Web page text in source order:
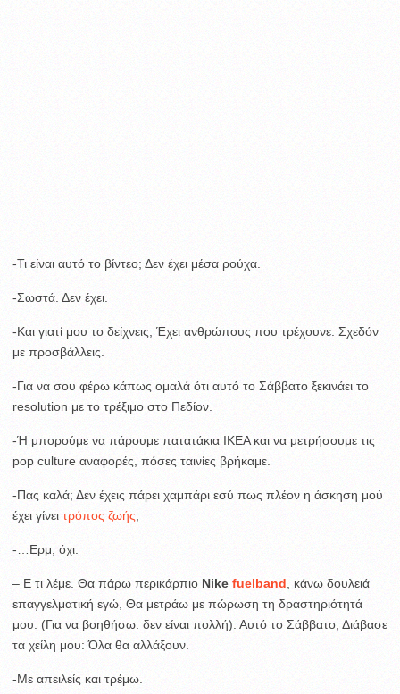
-Τι είναι αυτό το βίντεο; Δεν έχει μέσα ρούχα.
-Σωστά. Δεν έχει.
-Και γιατί μου το δείχνεις; Έχει ανθρώπους που τρέχουνε. Σχεδόν
με προσβάλλεις.
-Για να σου φέρω κάπως ομαλά ότι αυτό το Σάββατο ξεκινάει το
resolution με το τρέξιμο στο Πεδίον.
-Ή μπορούμε να πάρουμε πατατάκια ΙΚΕΑ και να μετρήσουμε τις
pop culture αναφορές, πόσες ταινίες βρήκαμε.
-Πας καλά; Δεν έχεις πάρει χαμπάρι εσύ πως πλέον η άσκηση μού
έχει γίνει τρόπος ζωής;
-…Eρμ, όχι.
– Ε τι λέμε. Θα πάρω περικάρπιο Nike fuelband , κάνω δουλειά
επαγγελματική εγώ, Θα μετράω με πώρωση τη δραστηριότητά
μου. (Για να βοηθήσω: δεν είναι πολλή). Αυτό το Σάββατο; Διάβασε
τα χείλη μου: Όλα θα αλλάξουν.
-Με απειλείς και τρέμω.